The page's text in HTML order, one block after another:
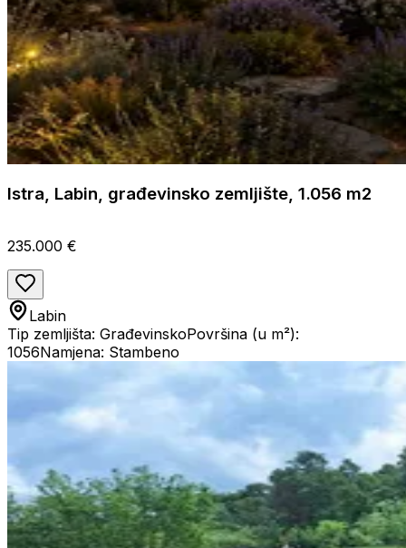
Istra, Labin, građevinsko zemljište, 1.056 m2
235.000 €
Labin
Tip zemljišta: GrađevinskoPovršina (u m²):
1056Namjena: Stambeno